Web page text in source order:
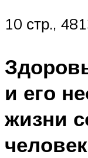
10 стр.,
и его
жизни